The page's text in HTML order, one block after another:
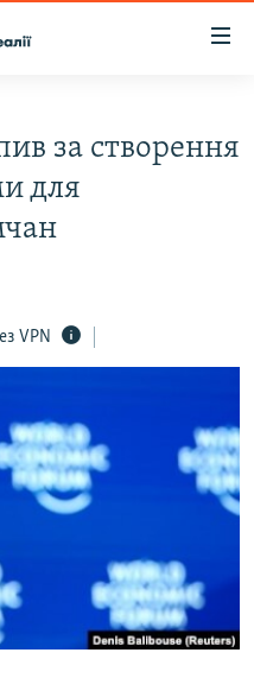
за створення
для
VPN